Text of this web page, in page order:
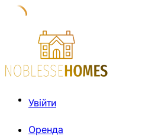
Увійти
Оренда